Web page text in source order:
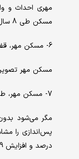
مهری احداث و
مسکن طی 8 سال قبل و پیش از روی کارآمدن دولت یازدهم 9 برابر افزایش داشته باشد.
6- مسکن مهر، قفس‌های انسانی - 25 بهمن 1394:
مسکن مهر
7- مسکن مهر، طرحی پوپولیستی - 10 اردیبهشت 1395:
مگر می‌شود
درصد و افزایش 9 برابری قیمت مسکن در تهران برای یک آپارتمان معمولی از نتایج همین شعار بود.